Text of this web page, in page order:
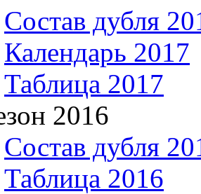
Состав дубля
Календарь 2017
Таблица 2017
2016
Состав дубля
Таблица 2016